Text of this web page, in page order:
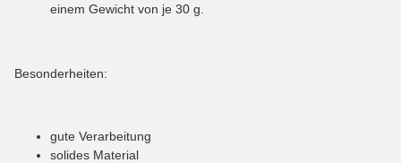
einem Gewicht von je 30 g.
Besonderheiten:
gute Verarbeitung
solides Material